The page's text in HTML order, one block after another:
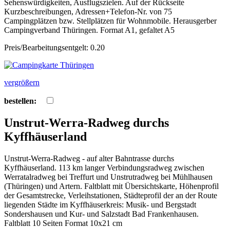
Sehenswürdigkeiten, Ausflugszielen. Auf der Rückseite
Kurzbeschreibungen, Adressen+Telefon-Nr. von 75
Campingplätzen bzw. Stellplätzen für Wohnmobile. Herausgerber
Campingverband Thüringen. Format A1, gefaltet A5
Preis/Bearbeitungsentgelt: 0.20
vergrößern
bestellen:
Unstrut-Werra-Radweg durchs
Kyffhäuserland
Unstrut-Werra-Radweg - auf alter Bahntrasse durchs
Kyffhäuserland. 113 km langer Verbindungsradweg zwischen
Werratalradweg bei Treffurt und Unstrutradweg bei Mühlhausen
(Thüringen) und Artern. Faltblatt mit Übersichtskarte, Höhenprofil
der Gesamtstrecke, Verleihstationen, Städteprofil der an der Route
liegenden Städte im Kyffhäuserkreis: Musik- und Bergstadt
Sondershausen und Kur- und Salzstadt Bad Frankenhausen.
Faltblatt 10 Seiten Format 10x21 cm